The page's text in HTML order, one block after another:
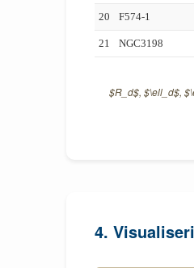
20 F574-1
21 NGC3198
$R_d$, $\ell_d$,
4.